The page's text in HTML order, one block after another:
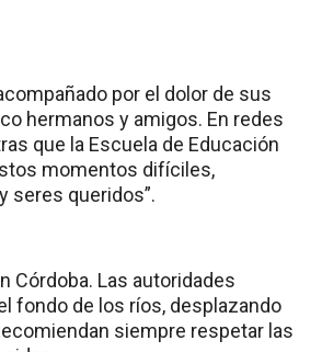
por el dolor de sus
hermanos y amigos. En redes
que la Escuela de Educación
momentos difíciles,
seres queridos”.
Córdoba. Las autoridades
fondo de los ríos, desplazando
siempre respetar las